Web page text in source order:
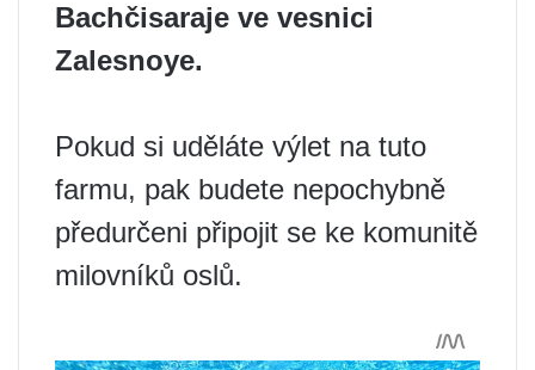
Bachčisaraje ve vesnici
Zalesnoye.
Pokud si uděláte výlet na tuto
farmu, pak budete nepochybně
předurčeni připojit se ke komunitě
milovníků oslů.